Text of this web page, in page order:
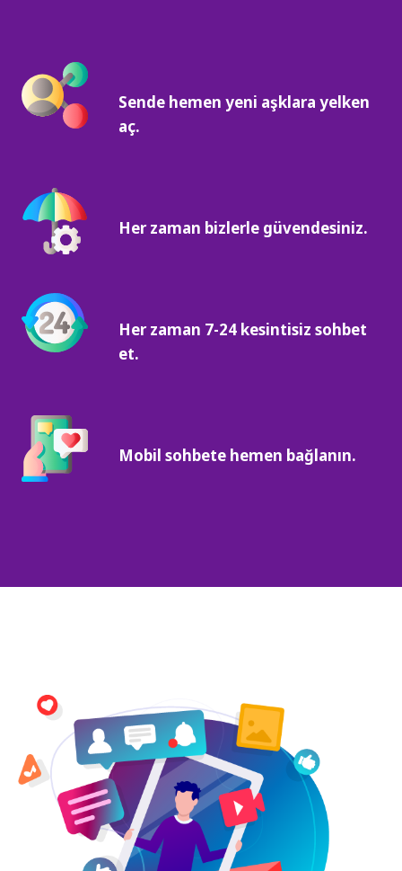
Sende hemen yeni aşklara yelken
aç.
Her zaman bizlerle güvendesiniz.
Her zaman 7-24 kesintisiz sohbet
et.
Mobil sohbete hemen bağlanın.